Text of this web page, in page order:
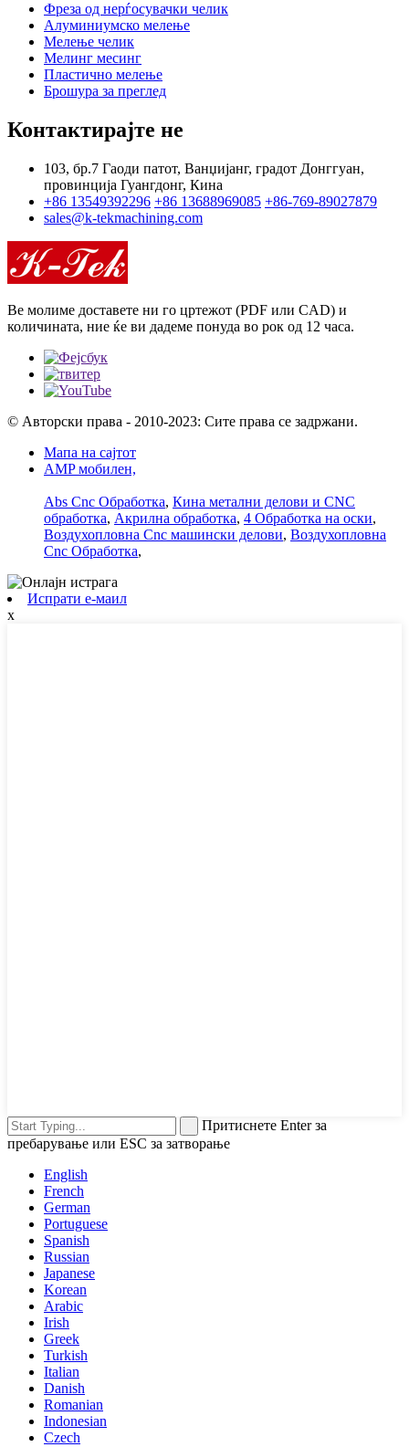
Фреза од нерѓосувачки челик
Алуминиумско мелење
Мелење челик
Мелинг месинг
Пластично мелење
Брошура за преглед
Контактирајте не
103, бр.7 Гаоди патот, Ванџијанг, градот Донггуан,
провинција Гуангдонг, Кина
+86 13549392296 +86 13688969085 +86-769-89027879
sales@k-tekmachining.com
Ве молиме доставете ни го цртежот (PDF или CAD) и
количината, ние ќе ви дадеме понуда во рок од 12 часа.
© Авторски права - 2010-2023: Сите права се задржани.
Мапа на сајтот
AMP мобилен,
Abs Cnc Обработка, Кина метални делови и CNC
обработка, Акрилна обработка, 4 Обработка на оски,
Воздухопловна Cnc машински делови, Воздухопловна
Cnc Обработка,
Испрати е-маил
x
Притиснете Enter за
пребарување или ESC за затворање
English
French
German
Portuguese
Spanish
Russian
Japanese
Korean
Arabic
Irish
Greek
Turkish
Italian
Danish
Romanian
Indonesian
Czech